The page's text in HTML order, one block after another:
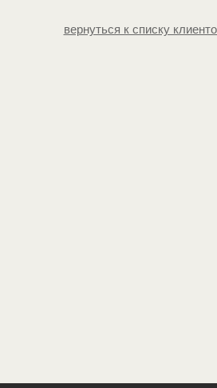
вернуться к списку